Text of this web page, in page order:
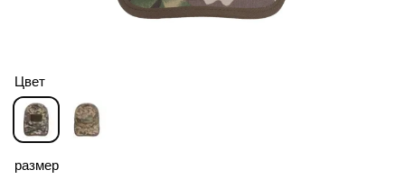
Цвет
размер